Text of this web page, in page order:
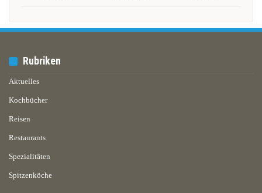
Rubriken
Aktuelles
Kochbücher
Reisen
Restaurants
Spezialitäten
Spitzenköche